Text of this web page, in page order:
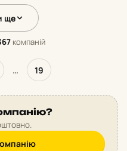
ще
компаній
… 19